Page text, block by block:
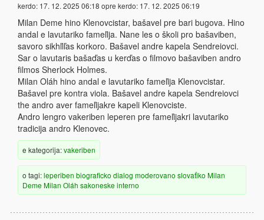
kerdo: 17. 12. 2025 06:18 opre kerdo: 17. 12. 2025 06:19
Milan Deme hino Klenovcistar, bašavel pre bari bugova. Hino
andal e lavutariko fameľija. Nane les o školi pro bašaviben,
savoro sikhľiľas korkoro. Bašavel andre kapela Sendreiovci.
Sar o lavutaris bašaďas u kerďas o filmovo bašaviben andro
filmos Sherlock Holmes.
Milan Oláh hino andal e lavutariko fameľija Klenovcistar.
Bašavel pre kontra viola. Bašavel andre kapela Sendreiovci
the andro aver fameľijakre kapeli Klenovciste.
Andro lengro vakeriben leperen pre fameľijakri lavutariko
tradicija andro Klenovec.
e kategorija:vakeriben
o tagi:leperiben biograficko dialog moderovano slovaťiko Milan
Deme Milan Oláh sakoneske interno